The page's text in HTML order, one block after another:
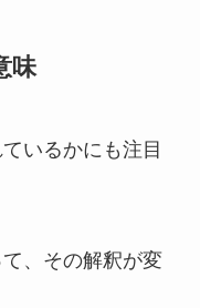
味
いるかにも注目
、その解釈が変